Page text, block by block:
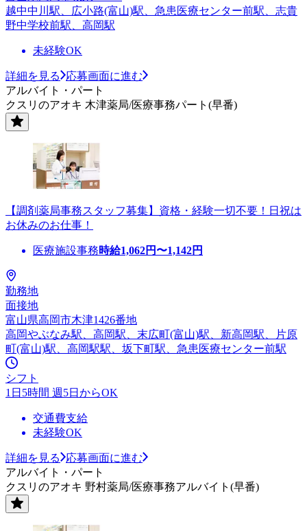
越中中川駅、広小路(富山)駅、急患医療センター前駅、志貴
野中学校前駅、高岡駅
未経験OK
詳細を見る
応募画面に進む
アルバイト・パート
クスリのアオキ 木津薬局/医療事務パート(早番)
【調剤薬局事務スタッフ募集】資格・経験一切不要！日祝は
お休みのお仕事！
医療施設事務時給1,062円〜1,142円
勤務地
面接地
富山県高岡市木津1426番地
高岡やぶなみ駅、高岡駅、末広町(富山)駅、新高岡駅、片原
町(富山)駅、高岡駅駅、坂下町駅、急患医療センター前駅
シフト
1日5時間 週5日からOK
交通費支給
未経験OK
詳細を見る
応募画面に進む
アルバイト・パート
クスリのアオキ 野村薬局/医療事務アルバイト(早番)